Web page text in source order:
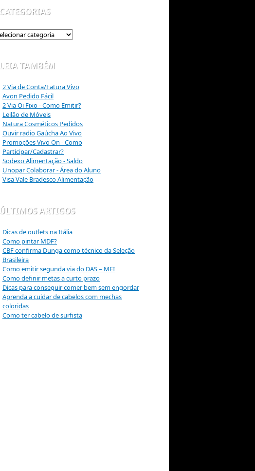
CATEGORIAS
LEIA TAMBÉM
2 Via de Conta/Fatura Vivo
Avon Pedido Fácil
2 Via Oi Fixo - Como Emitir?
Leilão de Móveis
Natura Cosméticos Pedidos
Ouvir radio Gaúcha Ao Vivo
Promoções Vivo On - Como
Participar/Cadastrar?
Sodexo Alimentação - Saldo
Unopar Colaborar - Área do Aluno
Visa Vale Bradesco Alimentação
ÚLTIMOS ARTIGOS
Dicas de outlets na Itália
Como pintar MDF?
CBF confirma Dunga como técnico da Seleção
Brasileira
Como emitir segunda via do DAS – MEI
Como definir metas a curto prazo
Dicas para conseguir comer bem sem engordar
Aprenda a cuidar de cabelos com mechas
coloridas
Como ter cabelo de surfista